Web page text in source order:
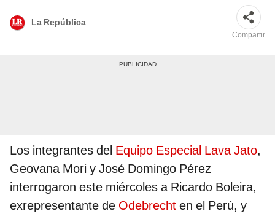
La República
Compartir
Los integrantes del Equipo Especial Lava Jato,
Geovana Mori y José Domingo Pérez
interrogaron este miércoles a Ricardo Boleira,
exrepresentante de Odebrecht en el Perú, y